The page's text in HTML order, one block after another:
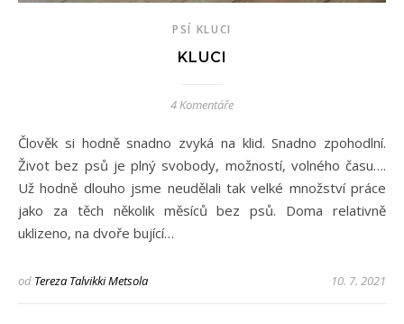
PSÍ KLUCI
KLUCI
4 Komentáře
Člověk si hodně snadno zvyká na klid. Snadno zpohodlní.
Život bez psů je plný svobody, možností, volného času….
Už hodně dlouho jsme neudělali tak velké množství práce
jako za těch několik měsíců bez psů. Doma relativně
uklizeno, na dvoře bující…
od Tereza Talvikki Metsola 10. 7. 2021